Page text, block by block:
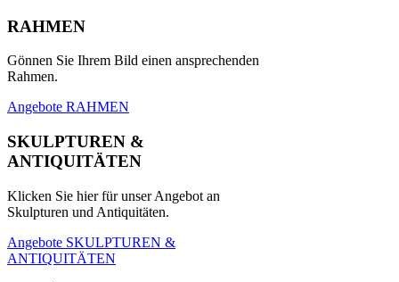
RAHMEN
Gönnen Sie Ihrem Bild einen ansprechenden
Rahmen.
Angebote RAHMEN
SKULPTUREN &
ANTIQUITÄTEN
Klicken Sie hier für unser Angebot an
Skulpturen und Antiquitäten.
Angebote SKULPTUREN &
ANTIQUITÄTEN